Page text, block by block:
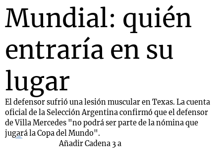
Mundial: quién
entraría en su
lugar
El defensor sufrió una lesión muscular en Texas. La cuenta
oficial de la Selección Argentina confirmó que el defensor
de Villa Mercedes "no podrá ser parte de la nómina que
jugará la Copa del Mundo".
Añadir Cadena 3 a